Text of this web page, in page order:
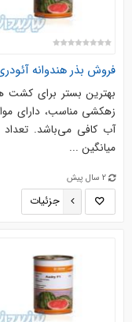
فروش بذر هندوانه
بهترین بستر برای کشت
میانگین ...
2 سال پیش
جزئیات